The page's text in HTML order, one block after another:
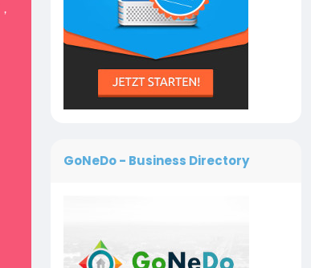
GoNeDo - Business Directory